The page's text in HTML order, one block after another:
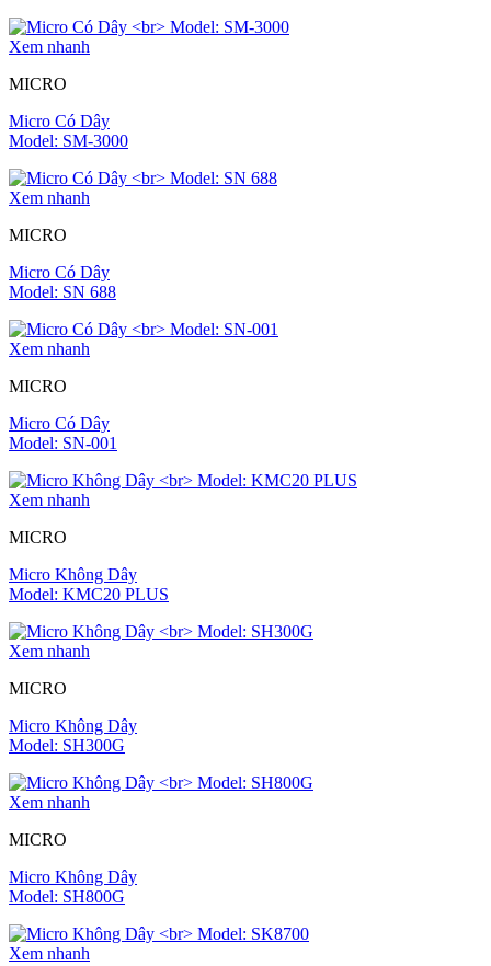
Xem nhanh
MICRO
Micro Có Dây
Model: SM-3000
Xem nhanh
MICRO
Micro Có Dây
Model: SN 688
Xem nhanh
MICRO
Micro Có Dây
Model: SN-001
Xem nhanh
MICRO
Micro Không Dây
Model: KMC20 PLUS
Xem nhanh
MICRO
Micro Không Dây
Model: SH300G
Xem nhanh
MICRO
Micro Không Dây
Model: SH800G
Xem nhanh